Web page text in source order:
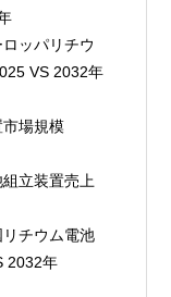
VS 2032年
2032年